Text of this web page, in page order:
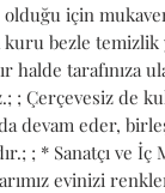
olduğu için
bezle temizlik
halde tarafınıza
; Çerçevesiz de
devam eder,
; * Sanatçı ve
evinizi